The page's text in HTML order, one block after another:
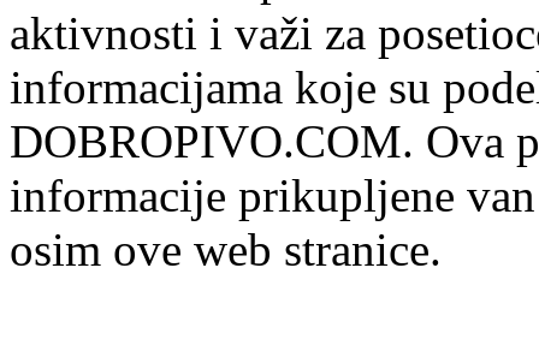
aktivnosti i važi za
informacijama koje su
DOBROPIVO.COM. Ova
informacije prikupljene
osim ove web stranice.